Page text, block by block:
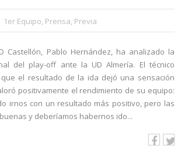
1er Equipo, Prensa, Previa
Castellón, Pablo Hernández, ha analizado la
del play-off ante la UD Almería. El técnico
el resultado de la ida dejó una sensación
positivamente el rendimiento de su equipo:
irnos con un resultado más positivo, pero las
y deberíamos habernos ido...